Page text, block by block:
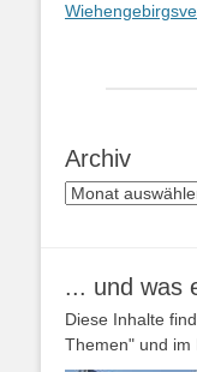
Archiv
Archiv
... und was
Diese Inhalte
Themen" und im